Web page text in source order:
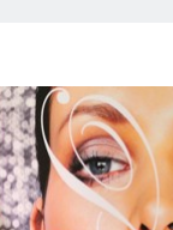
Außenbereich
stellen in den
Kriterium bei
auch die